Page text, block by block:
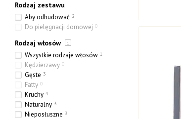
Rodzaj zestawu
Aby odbudować 2
Do pielęgnacji domowej 0
Rodzaj włosów
Wszystkie rodzaje włosów 1
Kędzierzawy 0
Gęste 3
Fatty 0
Kruchy 4
Naturalny 3
Nieposłuszne 3